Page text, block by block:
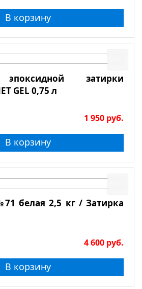
В корзину
эпоксидной затирки
GEL 0,75 л
1 950 руб.
В корзину
белая 2,5 кг / Затирка
4 600 руб.
В корзину